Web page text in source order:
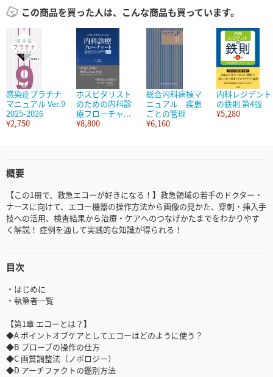
この商品を買った人は、こんな商品も買っています。
感染症プラチナ
マニュアル Ver.9
2025-2026
¥2,750
ホスピタリスト
のための内科診
療フローチャ...
¥8,800
総合内科病棟マ
ニュアル 疾患
ごとの管理
¥6,160
内科レジデント
の鉄則 第4版
¥5,280
概要
【この1冊で、救急エコーが好きになる！】救急領域の若手のドクター・
ナースに向けて、エコー機器の操作方法から画像の見かた、穿刺・挿入手
技への活用、検査結果から治療・ケアへのつなげかたまでをわかりやす
く解説！ 症例を通して実践的な知識が得られる！
目次
・はじめに
・執筆者一覧
【第1章 エコーとは？】
◆A ポイントオブケアとしてエコーはどのように使う？
◆B プローブの操作の仕方
◆C 画質調整法（ノボロジー）
◆D アーチファクトの鑑別方法